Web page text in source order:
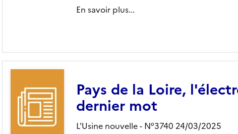
En savoir plus...
Pays de la Loire,
dernier mot
L'Usine nouvelle - N°3740 24/03/2025